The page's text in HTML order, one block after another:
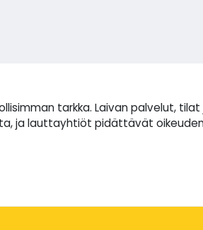
tarkka. Laivan palvelut,
ja lauttayhtiöt pidättävät oikeuden